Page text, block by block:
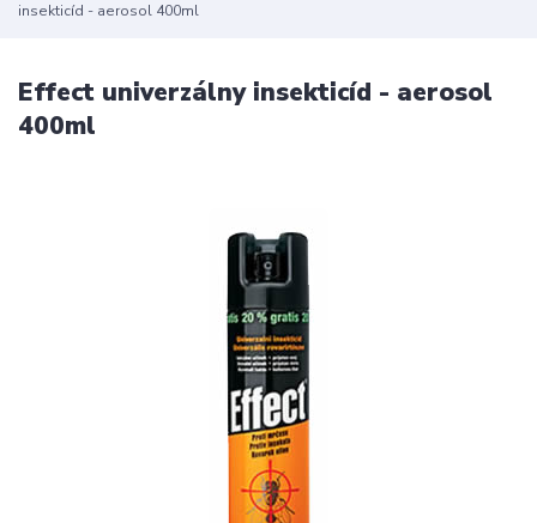
insekticíd - aerosol 400ml
Effect univerzálny insekticíd - aerosol
400ml